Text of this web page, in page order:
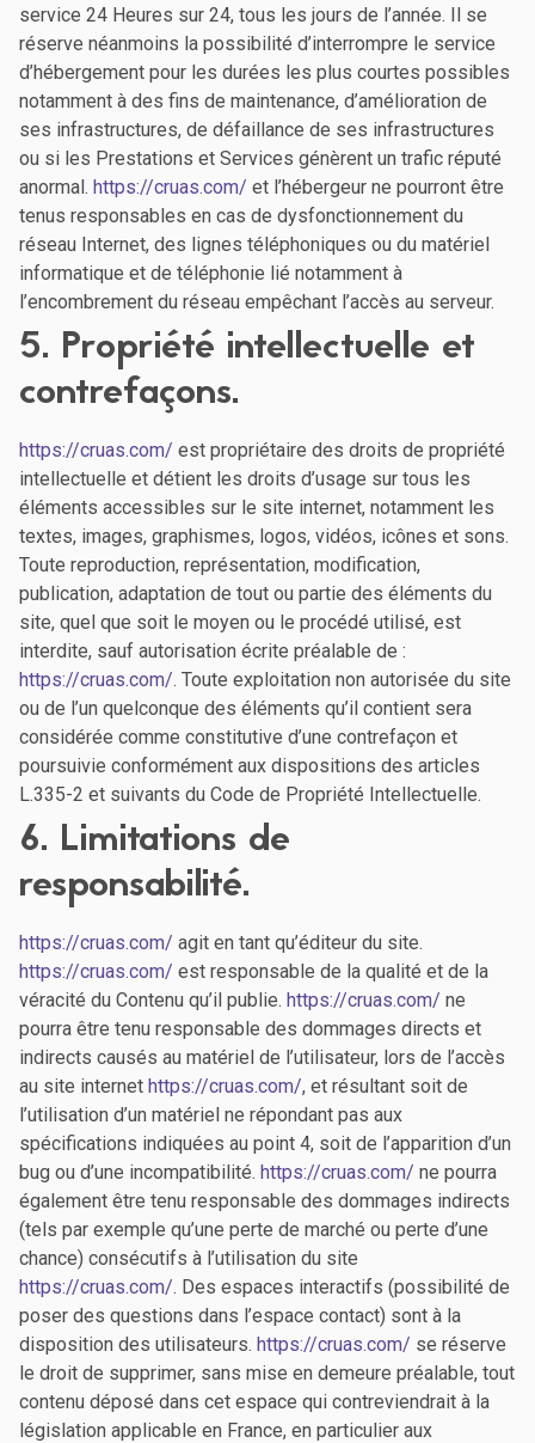
service 24 Heures sur 24, tous les jours de l’année. Il se
réserve néanmoins la possibilité d’interrompre le service
d’hébergement pour les durées les plus courtes possibles
notamment à des fins de maintenance, d’amélioration de
ses infrastructures, de défaillance de ses infrastructures
ou si les Prestations et Services génèrent un trafic réputé
anormal. https://cruas.com/ et l’hébergeur ne pourront être
tenus responsables en cas de dysfonctionnement du
réseau Internet, des lignes téléphoniques ou du matériel
informatique et de téléphonie lié notamment à
l’encombrement du réseau empêchant l’accès au serveur.
5. Propriété intellectuelle et
contrefaçons.
https://cruas.com/ est propriétaire des droits de propriété
intellectuelle et détient les droits d’usage sur tous les
éléments accessibles sur le site internet, notamment les
textes, images, graphismes, logos, vidéos, icônes et sons.
Toute reproduction, représentation, modification,
publication, adaptation de tout ou partie des éléments du
site, quel que soit le moyen ou le procédé utilisé, est
interdite, sauf autorisation écrite préalable de :
https://cruas.com/. Toute exploitation non autorisée du site
ou de l’un quelconque des éléments qu’il contient sera
considérée comme constitutive d’une contrefaçon et
poursuivie conformément aux dispositions des articles
L.335-2 et suivants du Code de Propriété Intellectuelle.
6. Limitations de
responsabilité.
https://cruas.com/ agit en tant qu’éditeur du site.
https://cruas.com/ est responsable de la qualité et de la
véracité du Contenu qu’il publie. https://cruas.com/ ne
pourra être tenu responsable des dommages directs et
indirects causés au matériel de l’utilisateur, lors de l’accès
au site internet https://cruas.com/, et résultant soit de
l’utilisation d’un matériel ne répondant pas aux
spécifications indiquées au point 4, soit de l’apparition d’un
bug ou d’une incompatibilité. https://cruas.com/ ne pourra
également être tenu responsable des dommages indirects
(tels par exemple qu’une perte de marché ou perte d’une
chance) consécutifs à l’utilisation du site
https://cruas.com/. Des espaces interactifs (possibilité de
poser des questions dans l’espace contact) sont à la
disposition des utilisateurs. https://cruas.com/ se réserve
le droit de supprimer, sans mise en demeure préalable, tout
contenu déposé dans cet espace qui contreviendrait à la
législation applicable en France, en particulier aux